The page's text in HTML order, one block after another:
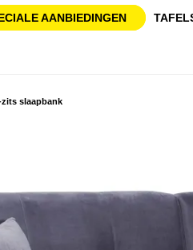
AANBIEDINGEN
zits slaapbank